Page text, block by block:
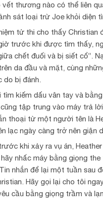
vết thương nào có thể liên
sát loại trừ Joe khỏi diện
tử thi cho thấy Christian
trước khi được tìm thấy,
chết đuối và bị siết cổ”.
da đầu và mặt, cùng
do bị đánh.
tìm kiếm dấu vân tay và bằng
tập trung vào máy trả
thoại từ một người tên là
lạc ngày càng trở nên giận
khi xảy ra vụ án,
nhấc máy bằng giọng the
nhắn để lại một tuần sau
Hãy gọi lại cho tôi
cầu bằng giọng trầm và